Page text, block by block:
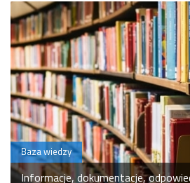
Baza wiedzy
Informacje, dokumentacje,